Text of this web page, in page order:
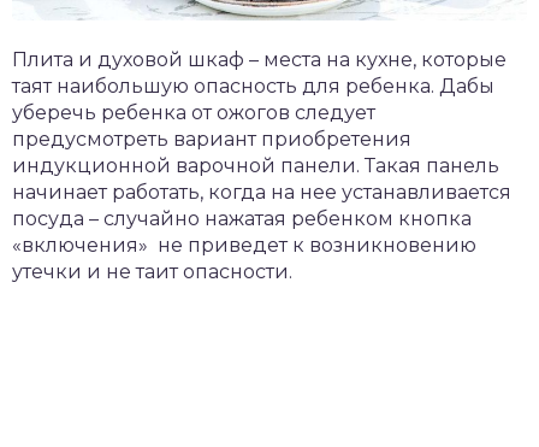
Плита и духовой шкаф – места на кухне, которые
таят наибольшую опасность для ребенка. Дабы
уберечь ребенка от ожогов следует
предусмотреть вариант приобретения
индукционной варочной панели. Такая панель
начинает работать, когда на нее устанавливается
посуда – случайно нажатая ребенком кнопка
«включения» не приведет к возникновению
утечки и не таит опасности.